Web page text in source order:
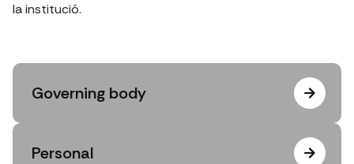
la institució.
Governing body
Personal